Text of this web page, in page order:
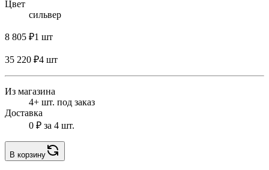
Цвет
сильвер
8 805 ₽1 шт
35 220 ₽4 шт
Из магазина
4+ шт. под заказ
Доставка
0 ₽ за 4 шт.
В корзину